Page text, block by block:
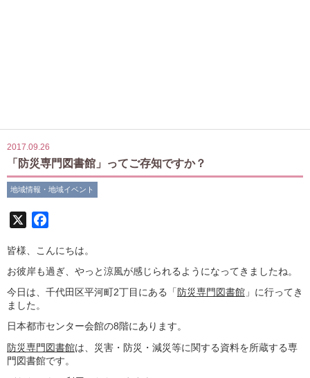
2017.09.26
「防災専門図書館」ってご存知ですか？
地域情報・地域イベント
皆様、こんにちは。
お彼岸も過ぎ、やっと涼風が感じられるようになってきましたね。
今日は、千代田区平河町2丁目にある「防災専門図書館 」に行ってき
ました。
日本都市センター会館の8階にあります。
防災専門図書館は、災害・防災・減災等に関する資料を所蔵する専
門図書館です。